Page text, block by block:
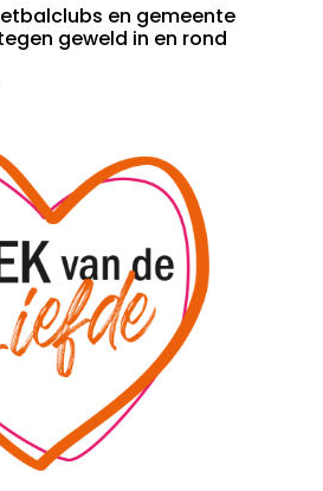
en gemeente
geweld in en rond